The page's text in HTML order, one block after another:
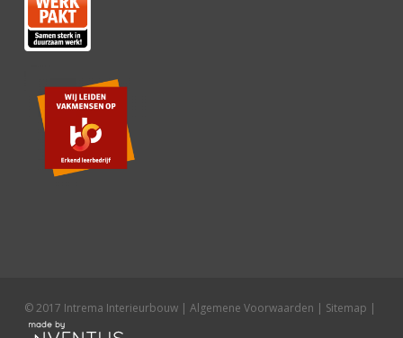
© 2017 Intrema Interieurbouw | Algemene Voorwaarden | Sitemap |